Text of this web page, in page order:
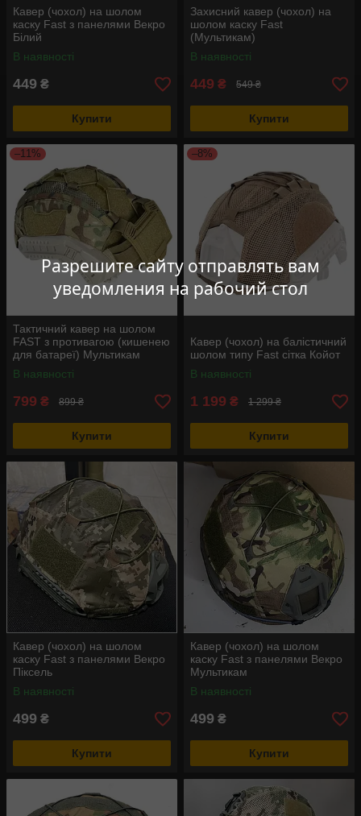
Разрешите сайту отправлять вам
уведомления на рабочий стол
Кавер (чохол) на шолом
каску Fast з панелями Векро
Білий
В наявності
449 ₴
Купити
Захисний кавер (чохол) на
шолом каску Fast
(Мультикам)
В наявності
449 ₴ 549 ₴
Купити
–11%
Тактичний кавер на шолом
FAST з противагою (кишенею
для батареї) Мультикам
В наявності
799 ₴ 899 ₴
Купити
–8%
Кавер (чохол) на балістичний
шолом типу Fast сітка Койот
В наявності
1 199 ₴ 1 299 ₴
Купити
Кавер (чохол) на шолом
каску Fast з панелями Векро
Піксель
В наявності
499 ₴
Купити
Кавер (чохол) на шолом
каску Fast з панелями Векро
Мультикам
В наявності
499 ₴
Купити